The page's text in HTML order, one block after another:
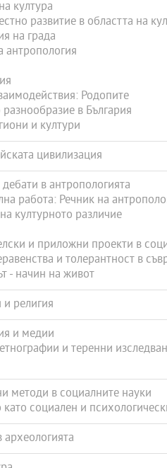
култура
развитие в областта на
на града
антропология
Родопите
в България
и култури
цивилизация
в антропологията
работа: Речник на
културното различие
и приложни проекти в
и толерантност в
- начин на живот
религия
и медии
и теренни
методи в социалните науки
социален и